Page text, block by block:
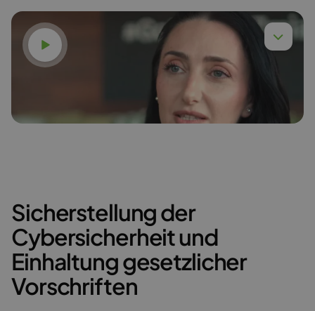
Mehr lesen
Video ansehen
Karina Gudzak
Mehr lesen
Sicherstellung der
Cybersicherheit und
Einhaltung gesetzlicher
Vorschriften